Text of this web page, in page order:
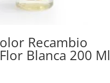
Recambio
Blanca 200 Ml